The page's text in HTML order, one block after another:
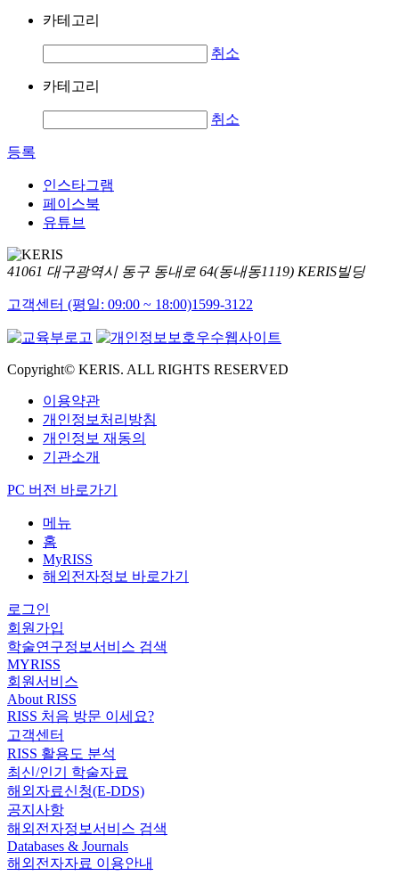
카테고리
취소
카테고리
취소
등록
인스타그램
페이스북
유튜브
41061 대구광역시 동구 동내로 64(동내동1119) KERIS빌딩
고객센터 (평일: 09:00 ~ 18:00)1599-3122
Copyright© KERIS. ALL RIGHTS RESERVED
이용약관
개인정보처리방침
개인정보 재동의
기관소개
PC 버전 바로가기
메뉴
홈
MyRISS
해외전자정보 바로가기
로그인
회원가입
학술연구정보서비스 검색
MYRISS
회원서비스
About RISS
RISS 처음 방문 이세요?
고객센터
RISS 활용도 분석
최신/인기 학술자료
해외자료신청(E-DDS)
공지사항
해외전자정보서비스 검색
Databases & Journals
해외전자자료 이용안내